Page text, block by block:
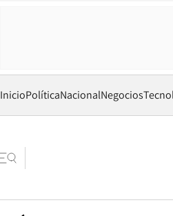
InicioPolíticaNacionalNegocios